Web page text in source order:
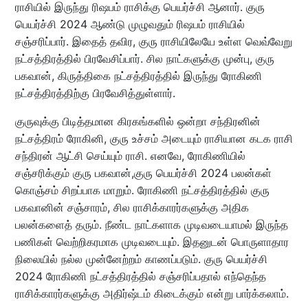
ராசியில் இருந்து ரிஷபம் ராசிக்கு பெயர்ச்சி ஆனார். குரு
பெயர்ச்சி 2024 ஆண்டு முழுவதும் ரிஷபம் ராசியில்
சஞ்சரிப்பார். இதைத் தவிர, குரு ராசியிலேயே உள்ள வெவ்வேறு
நட்சத்திரத்தில் பிரவேசிப்பார். சில நாட்களுக்கு முன்பு, குரு
பகவான், கிருத்திகை நட்சத்திரத்தில் இருந்து ரோகிணி
நட்சத்திரத்திற்கு பிரவேசித்துள்ளார்.
குருவுக்கு பிடித்தமான கிரகங்களில் ஒன்றா சந்திரனின்
நட்சத்திரம் ரோகினி, குரு உச்சம் அடையும் ராசியான கடக ராசி
சந்திரன் ஆட்சி செய்யும் ராசி. எனவே, ரோகிணியில்
சஞ்சரிக்கும் குரு பகவான்,குரு பெயர்ச்சி 2024 பலன்கள்
கொஞ்சம் சிறப்பாக மாறும். ரோகிணி நட்சத்திரத்தில் குரு
பகவானின் சஞ்சாரம், சில ராசிக்காரர்களுக்கு அதிக
பலன்களைத் தரும். நீண்ட நாட்களாக முடிவடையாமல் இருந்த
பணிகள் வெற்றிகரமாக முடிவடையும். இதனுடன் பொருளாதார
நிலையில் நல்ல முன்னேற்றம் காணப்படும். குரு பெயர்ச்சி
2024 ரோகிணி நட்சத்திரத்தில் சஞ்சரிப்பதால் எந்தெந்த
ராசிக்காரர்களுக்கு அதிர்ஷ்டம் கிடைக்கும் என்று பார்க்கலாம்.